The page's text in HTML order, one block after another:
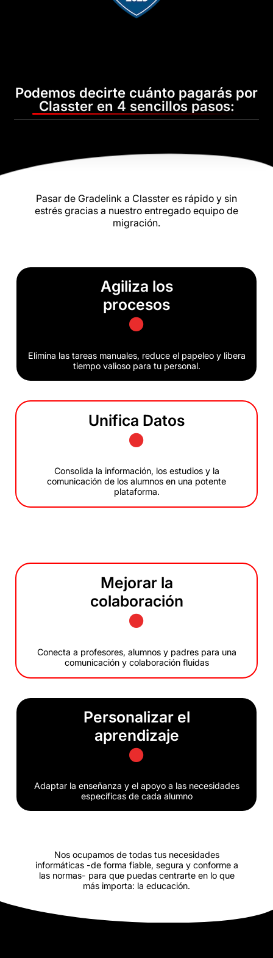
Podemos decirte cuánto pagarás por
Classter en 4 sencillos pasos:
Pasar de Gradelink a Classter es rápido y sin
estrés gracias a nuestro entregado equipo de
migración.
Agiliza los
procesos
Elimina las tareas manuales, reduce el papeleo y libera
tiempo valioso para tu personal.
Unifica Datos
Consolida la información, los estudios y la
comunicación de los alumnos en una potente
plataforma.
Mejorar la
colaboración
Conecta a profesores, alumnos y padres para una
comunicación y colaboración fluidas
Personalizar el
aprendizaje
Adaptar la enseñanza y el apoyo a las necesidades
específicas de cada alumno
Nos ocupamos de todas tus necesidades
informáticas -de forma fiable, segura y conforme a
las normas- para que puedas centrarte en lo que
más importa: la educación.